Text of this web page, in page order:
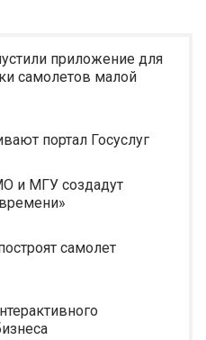
приложение для
самолетов малой
портал Госуслуг
и МГУ создадут
самолет